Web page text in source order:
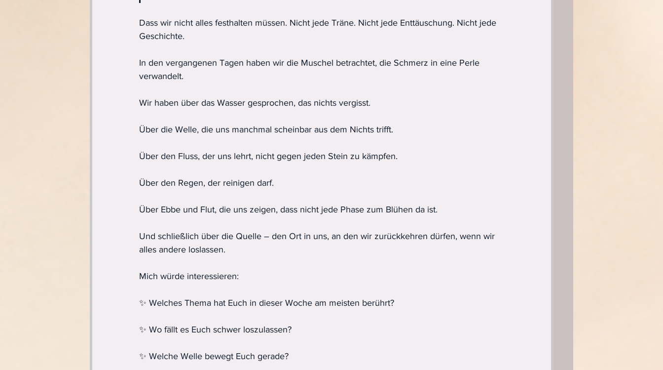
Dass wir nicht alles festhalten müssen. Nicht jede Träne. Nicht jede Enttäuschung. Nicht jede
Geschichte.
In den vergangenen Tagen haben wir die Muschel betrachtet, die Schmerz in eine Perle
verwandelt.
Wir haben über das Wasser gesprochen, das nichts vergisst.
Über die Welle, die uns manchmal scheinbar aus dem Nichts trifft.
Über den Fluss, der uns lehrt, nicht gegen jeden Stein zu kämpfen.
Über den Regen, der reinigen darf.
Über Ebbe und Flut, die uns zeigen, dass nicht jede Phase zum Blühen da ist.
Und schließlich über die Quelle – den Ort in uns, an den wir zurückkehren dürfen, wenn wir
alles andere loslassen.
Mich würde interessieren:
✨ Welches Thema hat Euch in dieser Woche am meisten berührt?
✨ Wo fällt es Euch schwer loszulassen?
✨ Welche Welle bewegt Euch gerade?